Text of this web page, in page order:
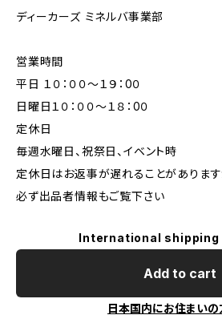
ディーカーズ ミネルバ事業部
営業時間
平日 １０：００～１９：0０
日曜日１０：００～１８：0０
定休日
毎週水曜日、祝祭日、イベント時
定休日はお返事が遅れることがあります
必ず出品者情報もご覧下さい
International shipping
Add to cart
日本国内にお住まいの